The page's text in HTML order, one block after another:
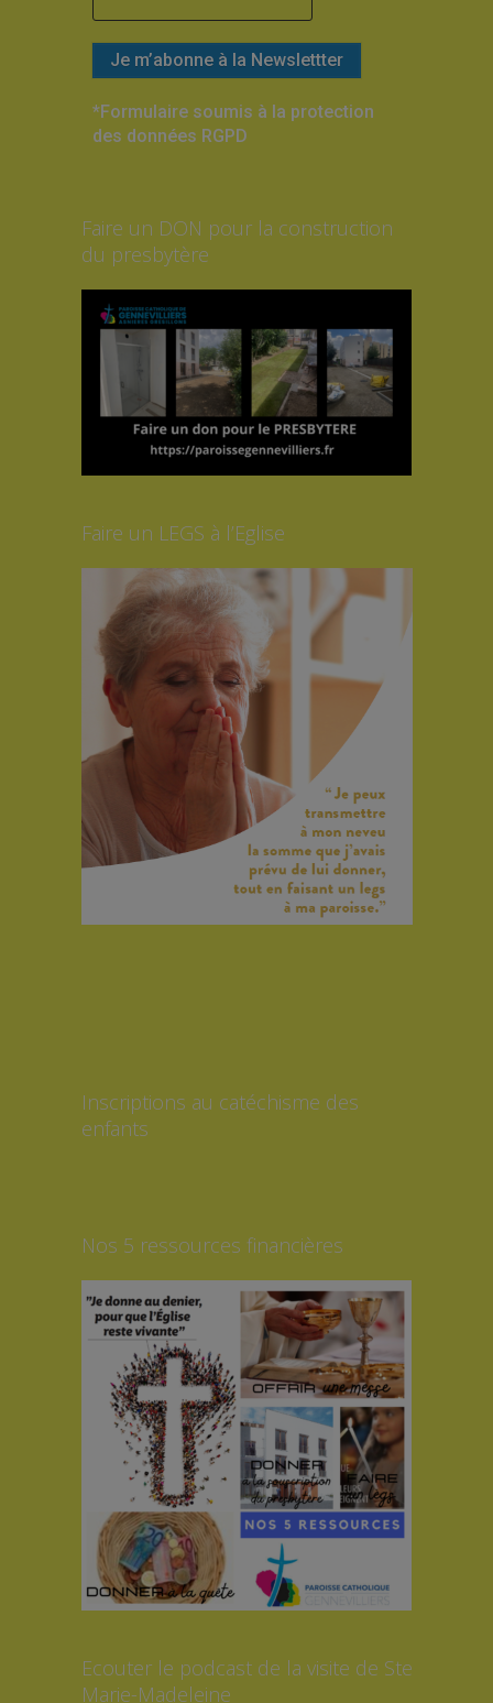
*Formulaire soumis à la protection
des données RGPD
Faire un DON pour la construction
du presbytère
Faire un LEGS à l’Eglise
Inscriptions au catéchisme des
enfants
Nos 5 ressources financières
Ecouter le podcast de la visite de Ste
Marie-Madeleine